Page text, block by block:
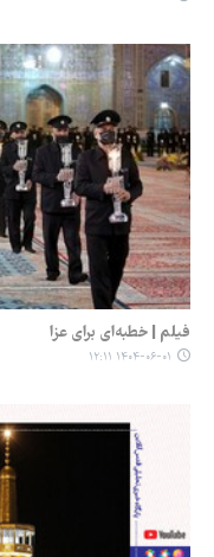
فیلم | خطبه‌ای برای عزا
۱۴۰۴-۰۶-۰۱ ۱۲:۱۱